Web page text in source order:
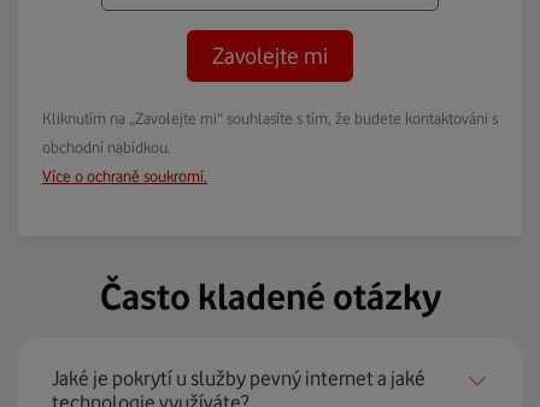
Zavolejte mi
Kliknutím na „Zavolejte mi“ souhlasíte s tím, že budete kontaktováni s
obchodní nabídkou.
Více o ochraně soukromí.
Často kladené otázky
Jaké je pokrytí u služby pevný internet a jaké
technologie využíváte?